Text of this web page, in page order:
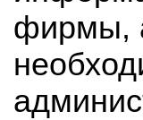
фирмы,